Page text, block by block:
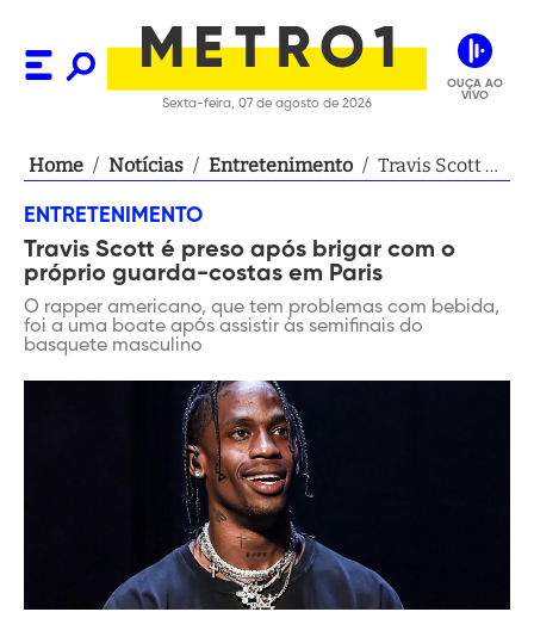
Sexta-feira, 07 de agosto de 2026
OUÇA AO
VIVO
Home / Notícias / Entretenimento / Travis Scott é
próprio
guarda-
costas em
Paris
ENTRETENIMENTO
Travis Scott é preso após brigar com o
próprio guarda-costas em Paris
O rapper americano, que tem problemas com bebida,
foi a uma boate após assistir às semifinais do
basquete masculino